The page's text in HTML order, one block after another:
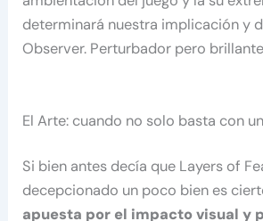
determinará nuestra implicación y
Observer. Perturbador pero
El Arte: cuando no solo basta con
Si bien antes decía que Layers of
decepcionado un poco bien es
apuesta por el impacto visual y